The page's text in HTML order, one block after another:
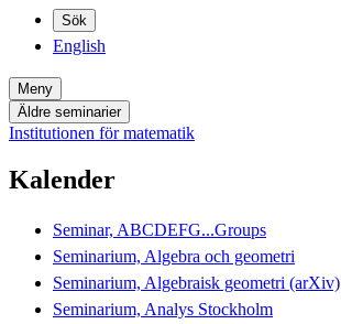
Sök
English
Meny
Äldre seminarier
Institutionen för matematik
Kalender
Seminar, ABCDEFG...Groups
Seminarium, Algebra och geometri
Seminarium, Algebraisk geometri (arXiv)
Seminarium, Analys Stockholm